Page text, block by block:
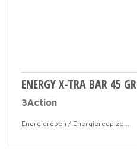
ENERGY X-TRA BAR 45 GR
3Action
Energierepen / Energiereep zonder coating